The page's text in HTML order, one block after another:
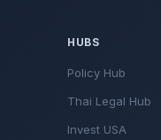
HUBS
Policy Hub
Thai Legal Hub
Invest USA